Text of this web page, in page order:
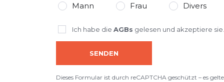
Mann Frau Divers
Ich habe die AGBs gelesen und akzeptiere sie.
SENDEN
Dieses Formular ist durch reCAPTCHA geschützt – es